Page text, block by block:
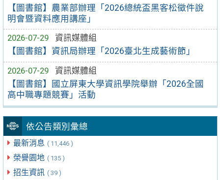
【圖書館】農業部辦理「2026總統盃黑客松徵件說
明會暨資料應用講座」
2026-07-29
資訊媒體組
【圖書館】資訊局辦理「2026臺北生成藝術節」
2026-07-29
資訊媒體組
【圖書館】國立屏東大學資訊學院舉辦「2026全國
高中職專題競賽」活動
依公告類別彙總
最新消息 ( 11,446 )
榮譽園地 ( 135 )
招生資訊 ( 39 )